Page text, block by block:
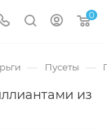
0
— Пусеты —
из